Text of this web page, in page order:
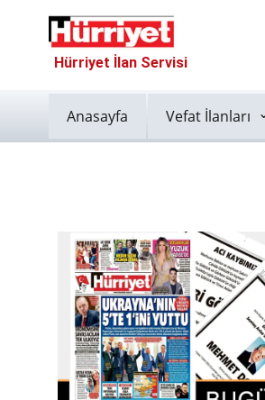
Hürriyet İlan Servisi
Anasayfa Vefat İlanları